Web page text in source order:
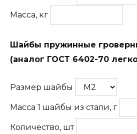
Масса, кг
Шайбы пружинные
(аналог ГОСТ 6402-70
Размер шайбы
Масса 1 шайбы из стали, г
Количество, шт